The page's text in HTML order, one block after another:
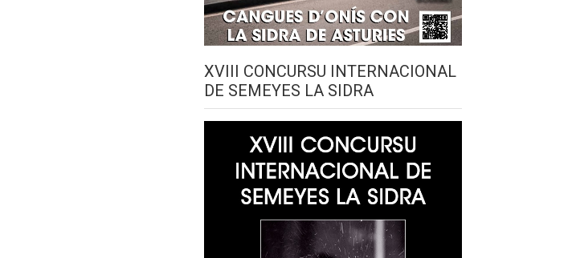
XVIII CONCURSU INTERNACIONAL
DE SEMEYES LA SIDRA